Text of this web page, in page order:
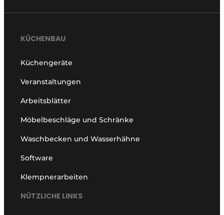
KÜCHENBAU
Küchengeräte
Veranstaltungen
Arbeitsblätter
Möbelbeschläge und Schränke
Waschbecken und Wasserhähne
Software
Klempnerarbeiten
NÜTZLICHE LINKS